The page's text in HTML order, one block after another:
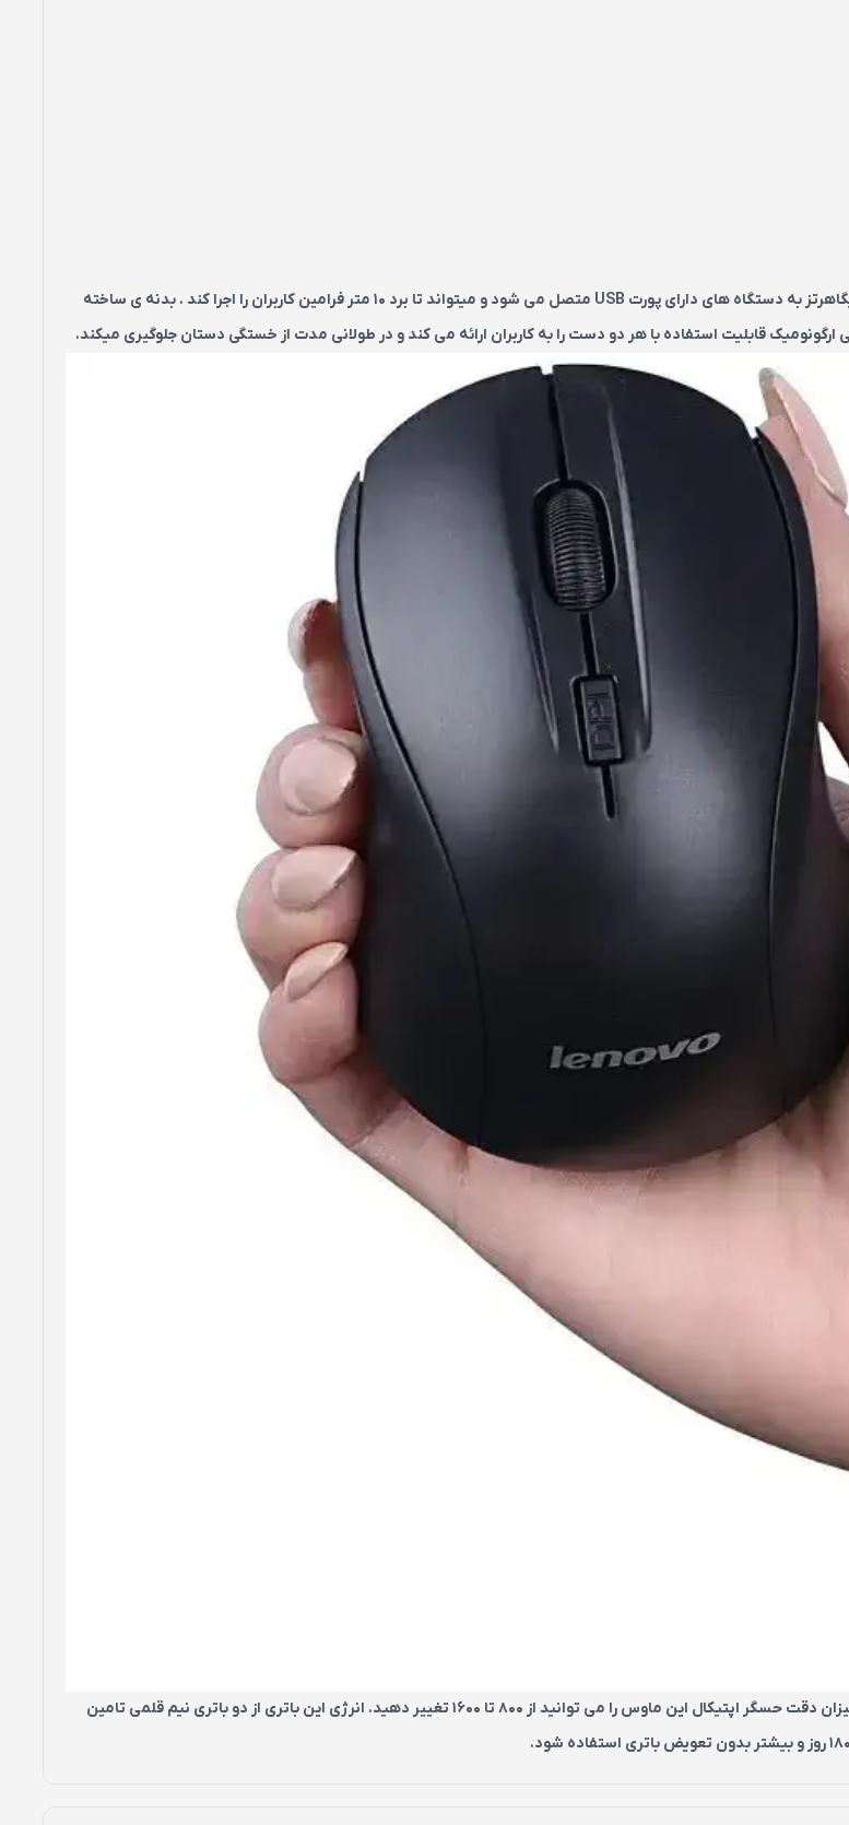
ماوس لنوو مدل G620 یک ماوس بی سیم است که با دانگل اختصاصی با فرکانس 2.4 گیگاهرتز به دستگاه های دارای پورت USB متصل می شود و میتواند تا برد 10 متر فرامین کاربران را اجرا کند . بدنه ی ساخته
قابلیت استفاده با هر دو دست را به کاربران ارائه می کند و در طولانی مدت از خستگی دستان جلوگیری میکند.
G620 دارای 4 کلید (چپ و راست ، کلید وسط و کلید DPI) است که به وسیله کلید Dpi میزان دقت حسگر اپتیکال این ماوس را می توانید از 800 تا 1600 تغییر دهید. انرژی این باتری از دو باتری نیم قلمی تامین